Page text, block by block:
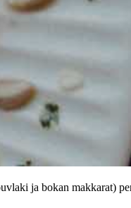
ja bokan makkarat)